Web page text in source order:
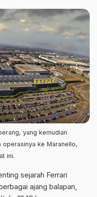
yang kemudian
operasinya ke Maranello,
ini.
sejarah Ferrari
ajang balapan,